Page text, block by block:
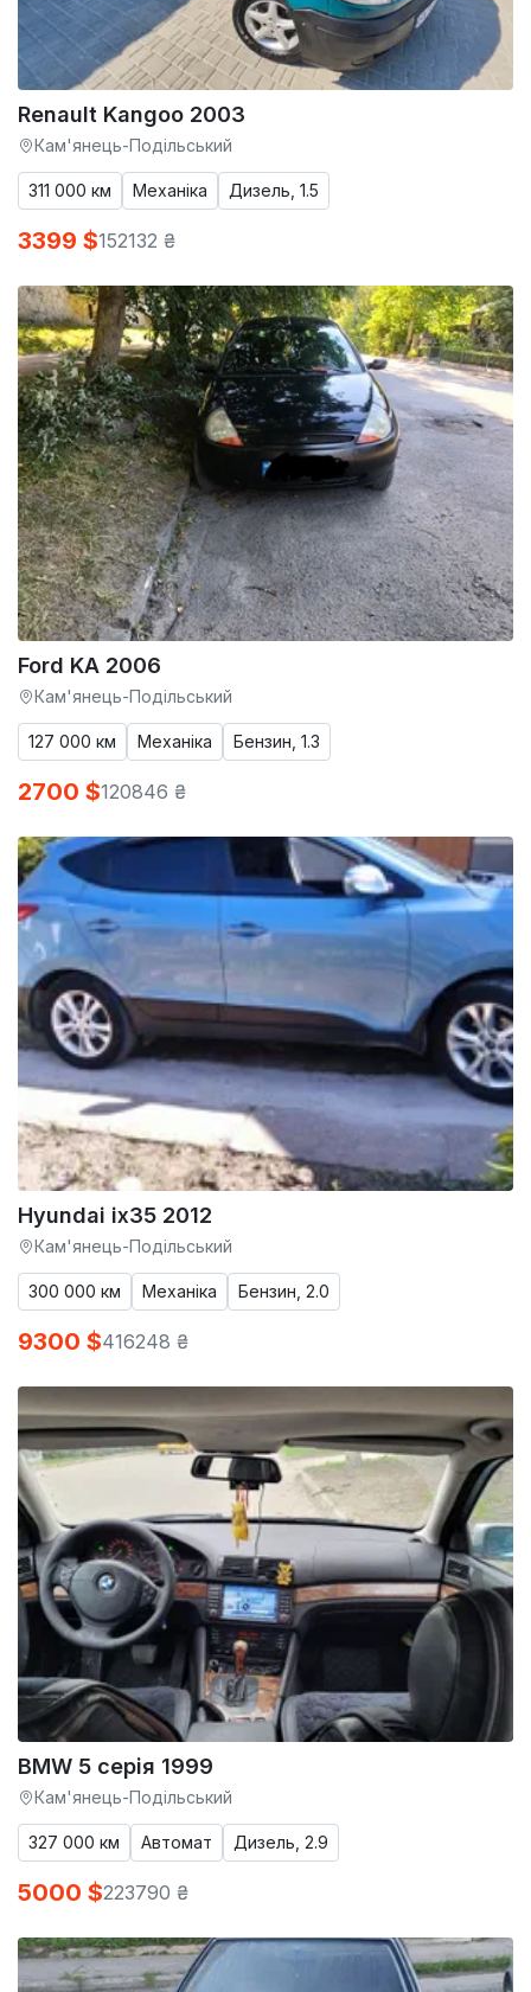
Renault Kangoo 2003
Кам'янець-Подільський
311 000 км Механіка Дизель, 1.5
3399 $152132 ₴
Ford KA 2006
Кам'янець-Подільський
127 000 км Механіка Бензин, 1.3
2700 $120846 ₴
Hyundai ix35 2012
Кам'янець-Подільський
300 000 км Механіка Бензин, 2.0
9300 $416248 ₴
BMW 5 серія 1999
Кам'янець-Подільський
327 000 км Автомат Дизель, 2.9
5000 $223790 ₴